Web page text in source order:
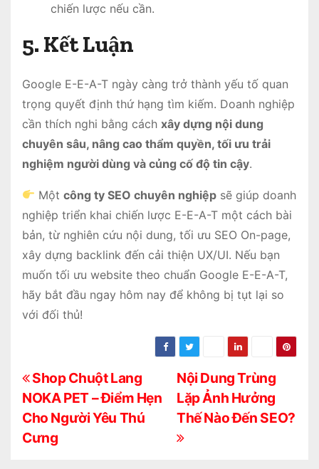
chiến lược nếu cần.
5. Kết Luận
Google E-E-A-T ngày càng trở thành yếu tố quan
trọng quyết định thứ hạng tìm kiếm. Doanh nghiệp
cần thích nghi bằng cách xây dựng nội dung
chuyên sâu, nâng cao thẩm quyền, tối ưu trải
nghiệm người dùng và củng cố độ tin cậy.
Mộtcông ty SEO chuyên nghiệp sẽ giúp doanh
nghiệp triển khai chiến lược E-E-A-T một cách bài
bản, từ nghiên cứu nội dung, tối ưu SEO On-page,
xây dựng backlink đến cải thiện UX/UI. Nếu bạn
muốn tối ưu website theo chuẩn Google E-E-A-T,
hãy bắt đầu ngay hôm nay để không bị tụt lại so
với đối thủ!
Đ
i
ề
Nội Dung Trùng
Lặp Ảnh Hưởng
Thế Nào Đến SEO?
Shop Chuột Lang
NOKA PET – Điểm Hẹn
Cho Người Yêu Thú
Cưng